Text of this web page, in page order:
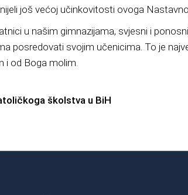
još većoj učinkovitosti ovoga
u našim gimnazijama, svjesni i
posredovati svojim učenicima. To je
i od Boga molim.
školstva u BiH